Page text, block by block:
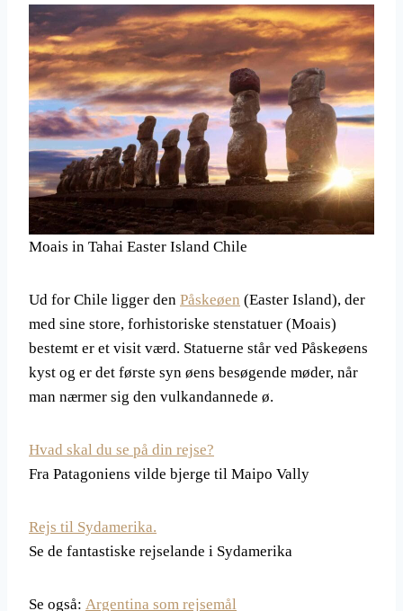
Moais in Tahai Easter Island Chile
Ud for Chile ligger den Påskeøen (Easter Island), der
med sine store, forhistoriske stenstatuer (Moais)
bestemt er et visit værd. Statuerne står ved Påskeøens
kyst og er det første syn øens besøgende møder, når
man nærmer sig den vulkandannede ø.
Hvad skal du se på din rejse?
Fra Patagoniens vilde bjerge til Maipo Vally
Rejs til Sydamerika.
Se de fantastiske rejselande i Sydamerika
Se også: Argentina som rejsemål